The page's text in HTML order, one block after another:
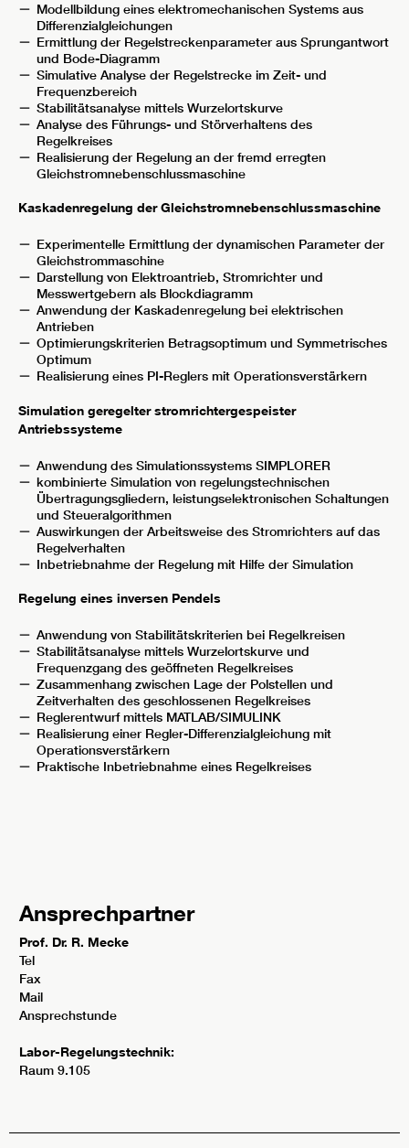
Modellbildung eines elektromechanischen Systems aus
Differenzialgleichungen
Ermittlung der Regelstreckenparameter aus Sprungantwort
und Bode-Diagramm
Simulative Analyse der Regelstrecke im Zeit- und
Frequenzbereich
Stabilitätsanalyse mittels Wurzelortskurve
Analyse des Führungs- und Störverhaltens des
Regelkreises
Realisierung der Regelung an der fremd erregten
Gleichstromnebenschlussmaschine
Kaskadenregelung der Gleichstromnebenschlussmaschine
Experimentelle Ermittlung der dynamischen Parameter der
Gleichstrommaschine
Darstellung von Elektroantrieb, Stromrichter und
Messwertgebern als Blockdiagramm
Anwendung der Kaskadenregelung bei elektrischen
Antrieben
Optimierungskriterien Betragsoptimum und Symmetrisches
Optimum
Realisierung eines PI-Reglers mit Operationsverstärkern
Simulation geregelter stromrichtergespeister
Antriebssysteme
Anwendung des Simulationssystems SIMPLORER
kombinierte Simulation von regelungstechnischen
Übertragungsgliedern, leistungselektronischen Schaltungen
und Steueralgorithmen
Auswirkungen der Arbeitsweise des Stromrichters auf das
Regelverhalten
Inbetriebnahme der Regelung mit Hilfe der Simulation
Regelung eines inversen Pendels
Anwendung von Stabilitätskriterien bei Regelkreisen
Stabilitätsanalyse mittels Wurzelortskurve und
Frequenzgang des geöffneten Regelkreises
Zusammenhang zwischen Lage der Polstellen und
Zeitverhalten des geschlossenen Regelkreises
Reglerentwurf mittels MATLAB/SIMULINK
Realisierung einer Regler-Differenzialgleichung mit
Operationsverstärkern
Praktische Inbetriebnahme eines Regelkreises
Ansprechpartner
Prof. Dr. R. Mecke
Tel
Fax
Mail
Ansprechstunde
Labor-Regelungstechnik:
Raum 9.105